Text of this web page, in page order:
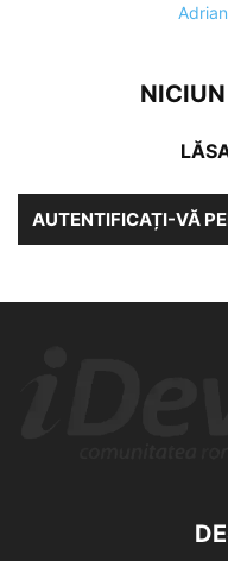
AUTENTIFICAȚI-VĂ